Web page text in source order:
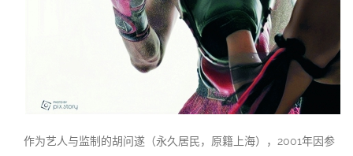
作为艺人与监制的胡问遂（永久居民，原籍上海），2001年因参